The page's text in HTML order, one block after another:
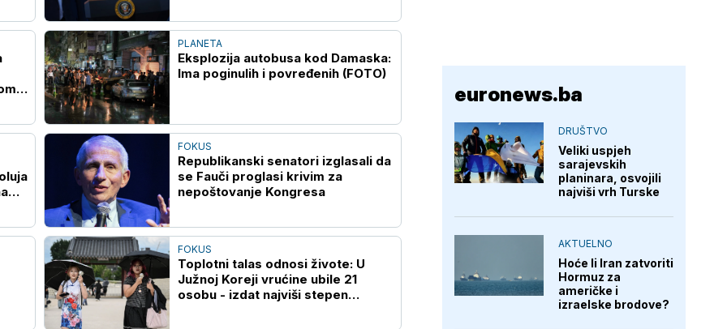
PLANETA
Eksplozija autobusa kod Damaska:
Ima poginulih i povređenih (FOTO)
FOKUS
Republikanski senatori izglasali da
se Fauči proglasi krivim za
nepoštovanje Kongresa
FOKUS
Toplotni talas odnosi živote: U
Južnoj Koreji vrućine ubile 21
osobu - izdat najviši stepen
euronews.ba
DRUŠTVO
Veliki uspjeh
sarajevskih
planinara, osvojili
najviši vrh Turske
AKTUELNO
Hoće li Iran zatvoriti
Hormuz za
američke i
izraelske brodove?